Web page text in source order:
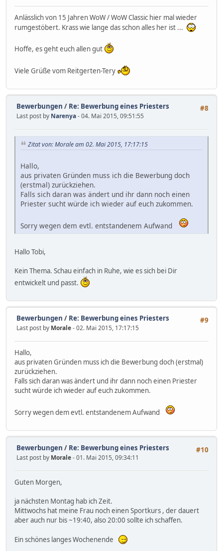
Anlässlich von 15 Jahren WoW / WoW Classic hier mal wieder
rumgestöbert. Krass wie lange das schon alles her ist ...
Hoffe, es geht euch allen gut
Viele Grüße vom Reitgerten-Tery
#8
Bewerbungen / Re: Bewerbung eines Priesters
Last post by Narenya- 04. Mai 2015, 09:51:55
Zitat von: Morale am 02. Mai 2015, 17:17:15
Hallo,
aus privaten Gründen muss ich die Bewerbung doch
(erstmal) zurückziehen.
Falls sich daran was ändert und ihr dann noch einen
Priester sucht würde ich wieder auf euch zukommen.
Sorry wegen dem evtl. entstandenem Aufwand
Hallo Tobi,
Kein Thema. Schau einfach in Ruhe, wie es sich bei Dir
entwickelt und passt.
#9
Bewerbungen / Re: Bewerbung eines Priesters
Last post by Morale- 02. Mai 2015, 17:17:15
Hallo,
aus privaten Gründen muss ich die Bewerbung doch (erstmal)
zurückziehen.
Falls sich daran was ändert und ihr dann noch einen Priester
sucht würde ich wieder auf euch zukommen.
Sorry wegen dem evtl. entstandenem Aufwand
#10
Bewerbungen / Re: Bewerbung eines Priesters
Last post by Morale- 01. Mai 2015, 09:34:11
Guten Morgen,
ja nächsten Montag hab ich Zeit.
Mittwochs hat meine Frau noch einen Sportkurs , der dauert
aber auch nur bis ~19:40, also 20:00 sollte ich schaffen.
Ein schönes langes Wochenende